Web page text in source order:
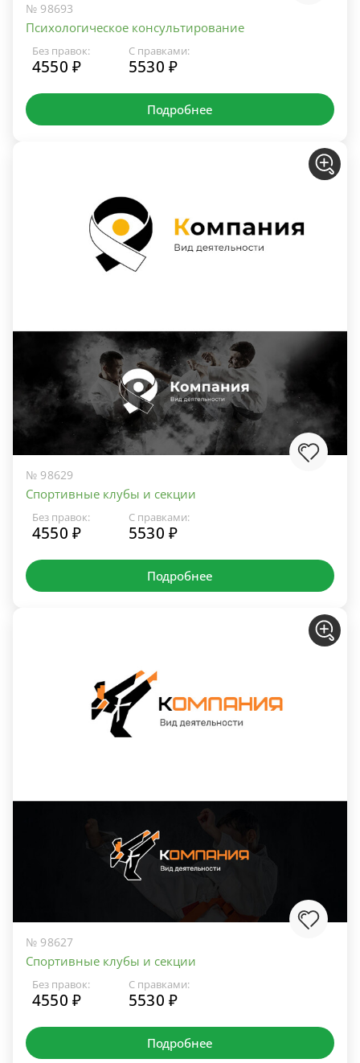
№ 98693
Психологическое консультирование
Без правок:
4550 ₽
С правками:
5530 ₽
Подробнее
№ 98629
Спортивные клубы и секции
Без правок:
4550 ₽
С правками:
5530 ₽
Подробнее
№ 98627
Спортивные клубы и секции
Без правок:
4550 ₽
С правками:
5530 ₽
Подробнее